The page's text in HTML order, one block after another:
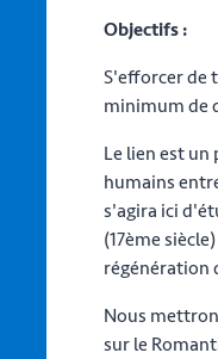
Objectifs :
S'efforcer de
minimum de
Le lien est
humains
s'agira ici
(17ème
régénération
Nous
sur le